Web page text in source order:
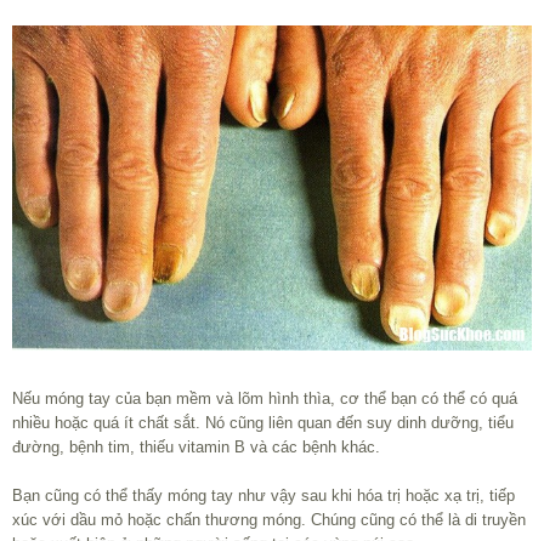
Nếu móng tay của bạn mềm và lõm hình thìa, cơ thể bạn có thể có quá
nhiều hoặc quá ít chất sắt. Nó cũng liên quan đến suy dinh dưỡng, tiểu
đường, bệnh tim, thiếu vitamin B và các bệnh khác.
Bạn cũng có thể thấy móng tay như vậy sau khi hóa trị hoặc xạ trị, tiếp
xúc với dầu mỏ hoặc chấn thương móng. Chúng cũng có thể là di truyền